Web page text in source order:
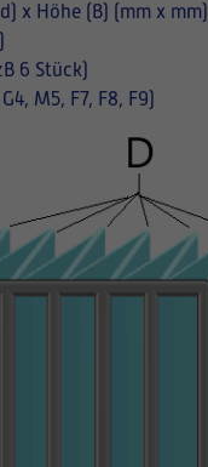
x Höhe (B) (mm x mm)
6 Stück)
M5, F7, F8, F9)